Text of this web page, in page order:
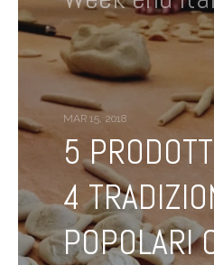
MAR 15, 2018
5
4
POPOLARI